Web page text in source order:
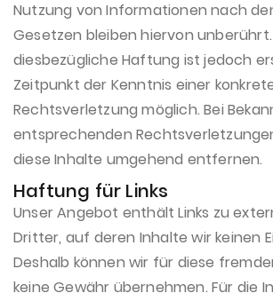
Nutzung von Informationen nach
Gesetzen bleiben hiervon unberührt.
diesbezügliche Haftung ist jedoch
Zeitpunkt der Kenntnis einer
Rechtsverletzung möglich. Bei
entsprechenden
diese Inhalte umgehend entfernen.
Haftung für Links
Unser Angebot enthält Links zu
Dritter, auf deren Inhalte wir keinen
Deshalb können wir für diese
keine Gewähr übernehmen. Für die